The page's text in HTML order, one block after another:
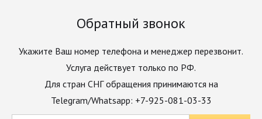
Обратный звонок
Укажите Ваш номер телефона и менеджер перезвонит.
Услуга действует только по РФ.
Для стран СНГ обращения принимаются на
Telegram/Whatsapp: +7-925-081-03-33